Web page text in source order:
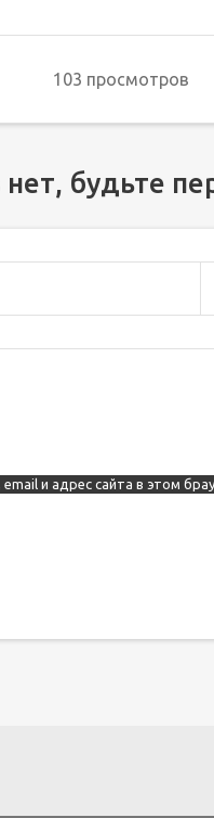
103 просмотров
будьте
и адрес сайта в этом